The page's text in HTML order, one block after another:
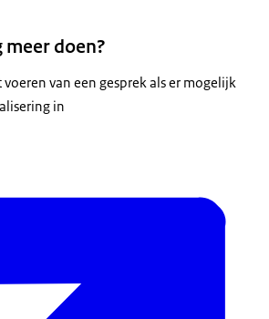
doen?
voeren van een gesprek als er mogelijk
in